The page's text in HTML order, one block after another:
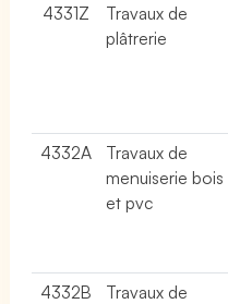
4331Z
Travaux de
plâtrerie
4332A
Travaux de
menuiserie bois
et pvc
4332B
Travaux de